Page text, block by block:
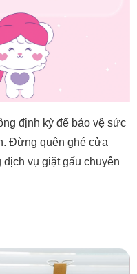
định kỳ để bảo vệ sức
Đừng quên ghé cửa
vụ giặt gấu chuyên